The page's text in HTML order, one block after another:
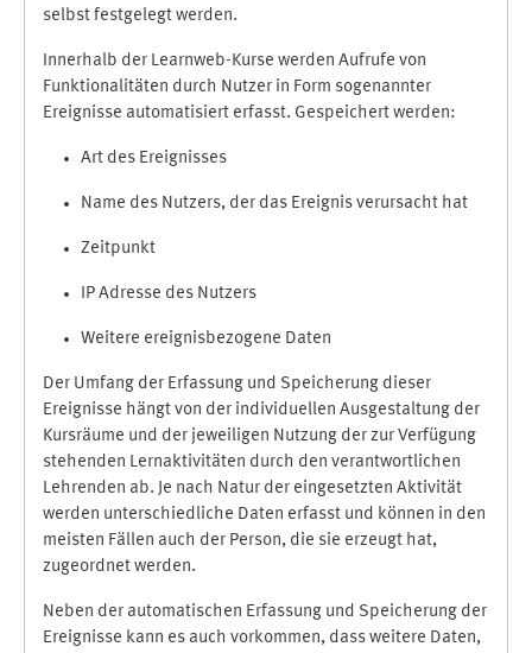
selbst festgelegt werden.
Innerhalb der Learnweb-Kurse werden Aufrufe von
Funktionalitäten durch Nutzer in Form sogenannter
Ereignisse automatisiert erfasst. Gespeichert werden:
Art des Ereignisses
Name des Nutzers, der das Ereignis verursacht hat
Zeitpunkt
IP Adresse des Nutzers
Weitere ereignisbezogene Daten
Der Umfang der Erfassung und Speicherung dieser
Ereignisse hängt von der individuellen Ausgestaltung der
Kursräume und der jeweiligen Nutzung der zur Verfügung
stehenden Lernaktivitäten durch den verantwortlichen
Lehrenden ab. Je nach Natur der eingesetzten Aktivität
werden unterschiedliche Daten erfasst und können in den
meisten Fällen auch der Person, die sie erzeugt hat,
zugeordnet werden.
Neben der automatischen Erfassung und Speicherung der
Ereignisse kann es auch vorkommen, dass weitere Daten,